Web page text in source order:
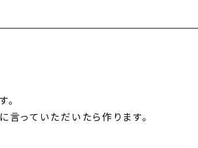
言っていただいたら作ります。